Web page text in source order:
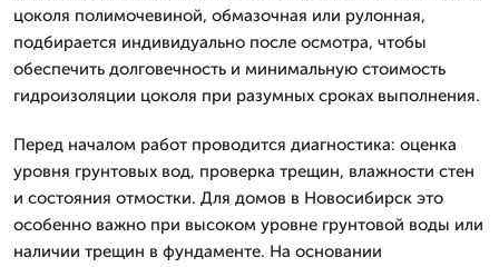
цоколя полимочевиной, обмазочная или рулонная,
подбирается индивидуально после осмотра, чтобы
обеспечить долговечность и минимальную стоимость
гидроизоляции цоколя при разумных сроках выполнения.
Перед началом работ проводится диагностика: оценка
уровня грунтовых вод, проверка трещин, влажности стен
и состояния отмостки. Для домов в Новосибирск это
особенно важно при высоком уровне грунтовой воды или
наличии трещин в фундаменте. На основании